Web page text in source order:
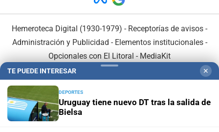
Hemeroteca Digital (1930-1979) - Receptorías de avisos -
Administración y Publicidad - Elementos institucionales-
Opcionales con El Litoral - MediaKit
TE PUEDE INTERESAR ✕
DEPORTES
Uruguay tiene nuevo DT tras la salida de
Bielsa